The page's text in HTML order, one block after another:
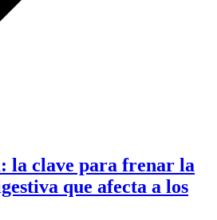
la clave para frenar la
que afecta a los